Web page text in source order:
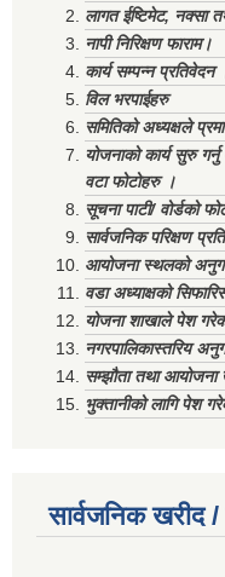
लागत ईष्टिमेट, नक्सा
नापी निरिक्षण फाराम।
कार्य सम्पन्न प्रतिवेदन
विल भरपाईहरु
समितिको अध्यक्षले
योजनाको कार्य सुरु
वटा फोटोहरु ।
सूचना पाटी/ वोर्डको
सार्वजनिक परिक्षण
आयोजना स्थलको
वडा अध्याक्षको
योजना शाखाले पेश
नगरपालिकास्तरिय
सम्झौता तथा आयोजना
भुक्तानीको लागि पेश
सार्वजनिक खरीद